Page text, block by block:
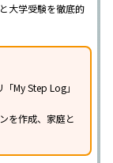
大学受験を徹底的
My Step Log」
を作成、家庭と